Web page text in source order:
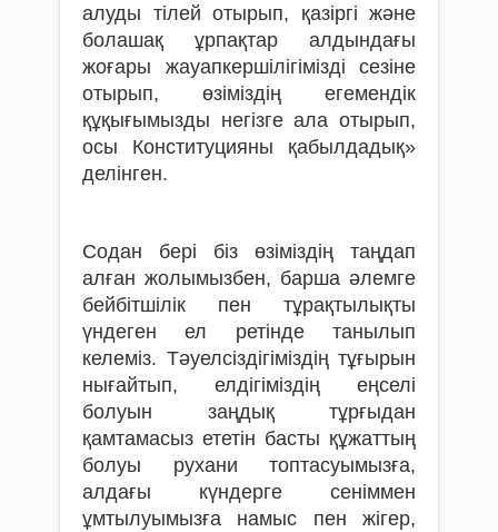
алуды тілей отырып, қазіргі және
болашақ ұрпақтар алдындағы
жоғары жауапкершілігімізді сезіне
отырып, өзіміздің егемендік
құқығымызды негізге ала отырып,
осы Конституцияны қабылдадық»
делінген.
Содан бері біз өзіміздің таңдап
алған жолымызбен, барша әлемге
бейбітшілік пен тұрақтылықты
үндеген ел ретінде танылып
келеміз. Тәуелсіздігіміздің тұғырын
нығайтып, елдігіміздің еңселі
болуын заңдық тұрғыдан
қамтамасыз ететін басты құжаттың
болуы рухани топтасуымызға,
алдағы күндерге сеніммен
ұмтылуымызға намыс пен жігер,